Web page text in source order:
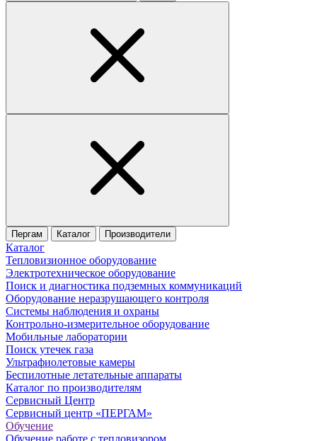
Пергам Каталог Производители
Каталог
Тепловизионное оборудование
Электротехническое оборудование
Поиск и диагностика подземных коммуникаций
Оборудование неразрушающего контроля
Системы наблюдения и охраны
Контрольно-измерительное оборудование
Мобильные лаборатории
Поиск утечек газа
Ультрафиолетовые камеры
Беспилотные летательные аппараты
Каталог по производителям
Сервисный Центр
Сервисный центр «ПЕРГАМ»
Обучение
Обучение работе с тепловизором